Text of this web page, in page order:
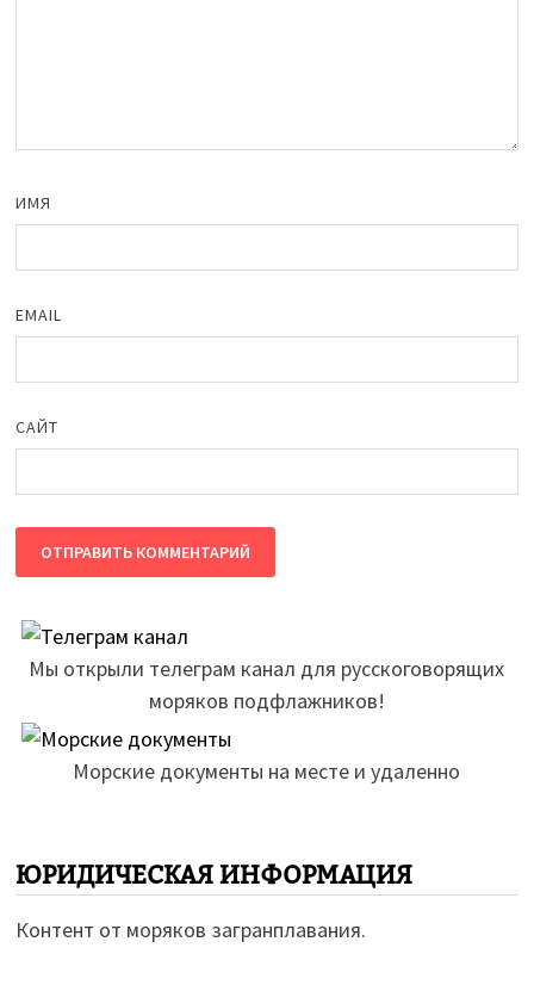
ИМЯ
EMAIL
САЙТ
Мы открыли телеграм канал для русскоговорящих
моряков подфлажников!
Морские документы на месте и удаленно
ЮРИДИЧЕСКАЯ ИНФОРМАЦИЯ
Контент от моряков загранплавания.